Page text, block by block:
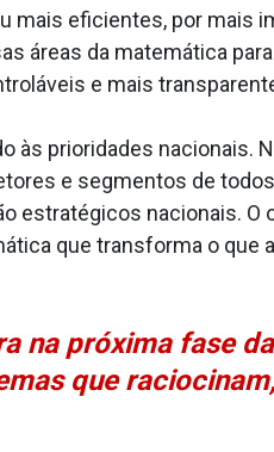
mais eficientes, por mais
áreas da matemática
e mais
às prioridades nacionais.
e segmentos de
estratégicos nacionais. O
que transforma o que
na próxima fase
que